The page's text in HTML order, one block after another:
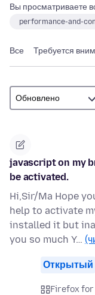
Вы просматриваете
performance-and-
Все Требуется
javascript on my
be activated.
Hi,Sir/Ma Hope
help to activate
installed it but
you so much Y…
Открытый
Firefox for